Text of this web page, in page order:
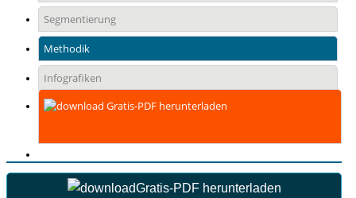
Segmentierung
Methodik
Infografiken
Gratis-PDF herunterladen
Gratis-PDF herunterladen